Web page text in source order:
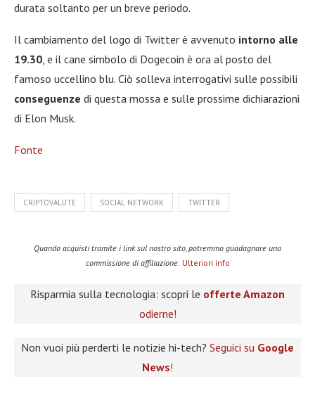
durata soltanto per un breve periodo.
Il cambiamento del logo di Twitter è avvenuto intorno alle
19.30, e il cane simbolo di Dogecoin è ora al posto del
famoso uccellino blu. Ciò solleva interrogativi sulle possibili
conseguenze di questa mossa e sulle prossime dichiarazioni
di Elon Musk.
Fonte
CRIPTOVALUTE SOCIAL NETWORK TWITTER
Quando acquisti tramite i link sul nostro sito, potremmo guadagnare una
commissione di affiliazione. Ulteriori info
Risparmia sulla tecnologia: scopri le offerte Amazon
odierne!
Non vuoi più perderti le notizie hi-tech? Seguici su Google
News!